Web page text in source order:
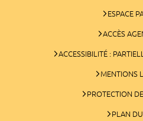
ESPACE
ACCÈS
ACCESSIBILITÉ :
MENTIONS
PROTECTION
PLAN